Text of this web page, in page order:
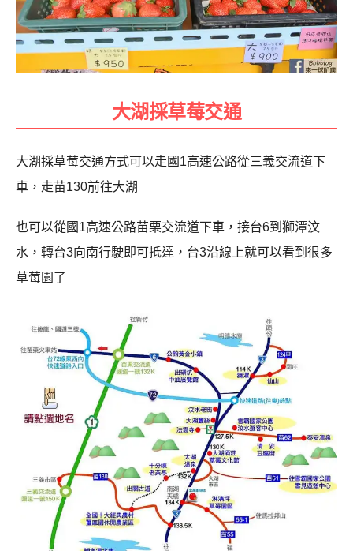
大湖採草莓交通
大湖採草莓交通方式可以走國1高速公路從三義交流道下
車，走苗130前往大湖
也可以從國1高速公路苗栗交流道下車，接台6到獅潭汶
水，轉台3向南行駛即可抵達，台3沿線上就可以看到很多
草莓園了